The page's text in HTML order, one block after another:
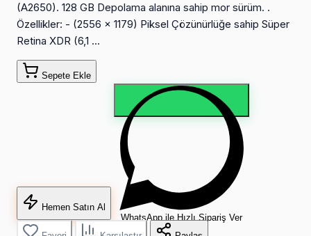
(A2650). 128 GB Depolama alanına sahip mor sürüm. .
Özellikler: - (2556 x 1179) Piksel Çözünürlüğe sahip Süper
Retina XDR (6,1 ...
Sepete Ekle
Hemen Satın Al
WhatsApp ile Hızlı Sipariş Ver